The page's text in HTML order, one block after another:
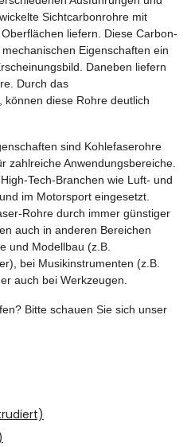
Sichtcarbonrohre mit
liefern. Diese Carbon-
Eigenschaften ein
Daneben liefern
Durch das
diese Rohre deutlich
sind Kohlefaserohre
zahlreiche Anwendungsbereiche.
Tech-Branchen wie Luft- und
im Motorsport eingesetzt.
Rohre durch immer günstiger
auch in anderen Bereichen
und Modellbau (z.B.
bei Musikinstrumenten (z.B.
auch bei Werkzeugen.
Bitte schauen Sie sich unser